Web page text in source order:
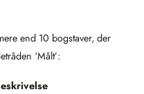
end 10 bogstaver, der
‘Målt’: